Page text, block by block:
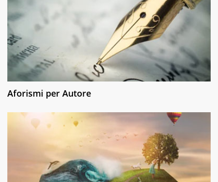
Aforismi per Autore